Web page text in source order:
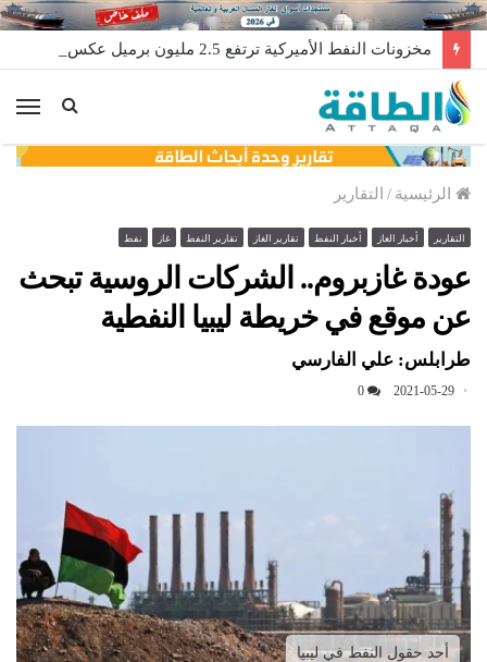
الرئيسية / التقارير
التقارير أخبار الغاز أخبار النفط تقارير الغاز تقارير النفط غاز نفط
عودة غازبروم.. الشركات الروسية تبحث
عن موقع في خريطة ليبيا النفطية
طرابلس: علي الفارسي
2021-05-29
0
أحد حقول النفط في ليبيا